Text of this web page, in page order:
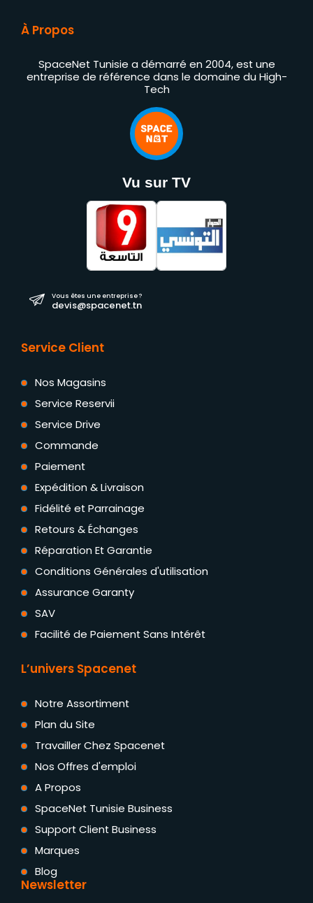
À Propos
SpaceNet Tunisie a démarré en 2004, est une
entreprise de référence dans le domaine du High-
Tech
Vu sur TV
Vous êtes une entreprise ?
devis@spacenet.tn
Service Client
Nos Magasins
Service Reservii
Service Drive
Commande
Paiement
Expédition & Livraison
Fidélité et Parrainage
Retours & Échanges
Réparation Et Garantie
Conditions Générales d'utilisation
Assurance Garanty
SAV
Facilité de Paiement Sans Intérêt
L’univers Spacenet
Notre Assortiment
Plan du Site
Travailler Chez Spacenet
Nos Offres d'emploi
A Propos
SpaceNet Tunisie Business
Support Client Business
Marques
Blog
Newsletter